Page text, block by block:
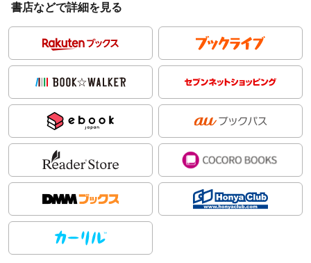
書店などで詳細を見る